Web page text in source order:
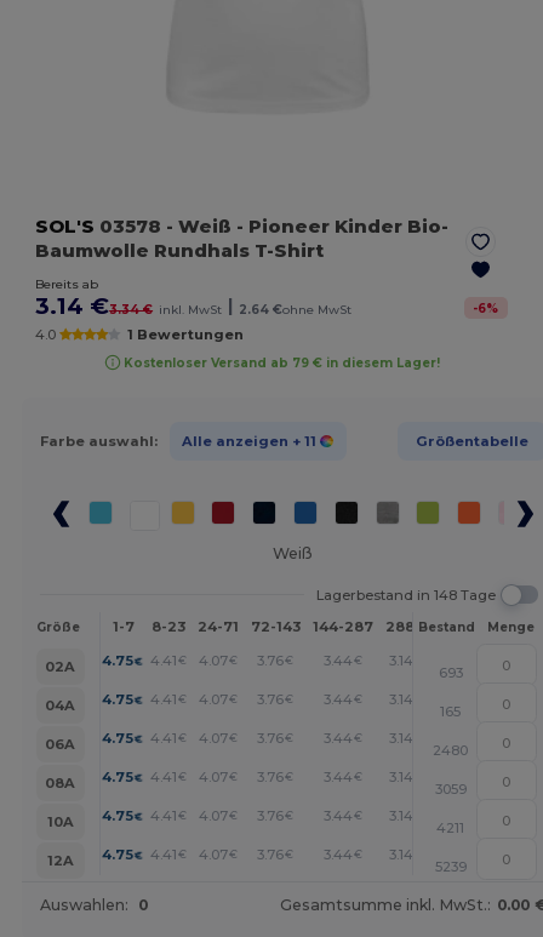
SOL'S 03578 - Weiß - Pioneer Kinder Bio-
Baumwolle Rundhals T-Shirt
Bereits ab
3.14 €3.34 € inkl. MwSt | 2.64 €ohne MwSt -6%
4.0 1 Bewertungen
Kostenloser Versand ab 79 € in diesem Lager!
Farbe auswahl: Alle anzeigen + 11 Größentabelle
Weiß
Lagerbestand in 148 Tage
Größe 1-7 8-23 24-71 72-143 144-287 288 + Mehr
Bestand Menge
02A 4.75€ 4.41€ 4.07€ 3.76€ 3.44€ 3.14 +
693
04A
4.75€ 4.41€ 4.07€ 3.76€ 3.44€ 3.14 +
165
06A
4.75€ 4.41€ 4.07€ 3.76€ 3.44€ 3.14 +
2480
08A
4.75€ 4.41€ 4.07€ 3.76€ 3.44€ 3.14 +
3059
10A
4.75€ 4.41€ 4.07€ 3.76€ 3.44€ 3.14 +
4211
12A
4.75€ 4.41€ 4.07€ 3.76€ 3.44€ 3.14 +
5239
Auswahlen: 0 Gesamtsumme inkl. MwSt.: 0.00